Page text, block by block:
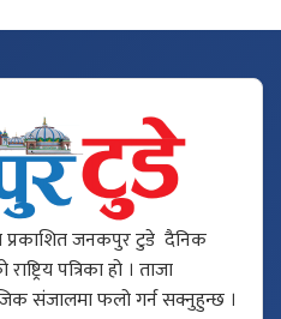
प्रकाशित जनकपुर टुडे दैनिक
पत्रिका हो । ताजा
संजालमा फलो गर्न सक्नुहुन्छ ।